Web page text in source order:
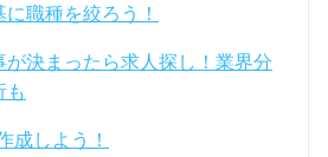
職種を絞ろう！
が決まったら求人探し！業界分
も
成しよう！